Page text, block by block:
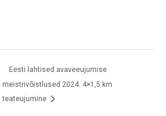
Eesti lahtised avaveeujumise
meistrivõistlused 2024. 4×1,5 km
teateujumine